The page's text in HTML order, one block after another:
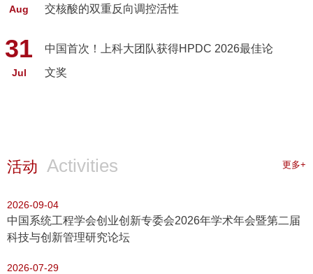
Aug
交核酸的双重反向调控活性
31
Jul
中国首次！上科大团队获得HPDC 2026最佳论
文奖
活动 Activities 更多+
2026-09-04
中国系统工程学会创业创新专委会2026年学术年会暨第二届
科技与创新管理研究论坛
2026-07-29